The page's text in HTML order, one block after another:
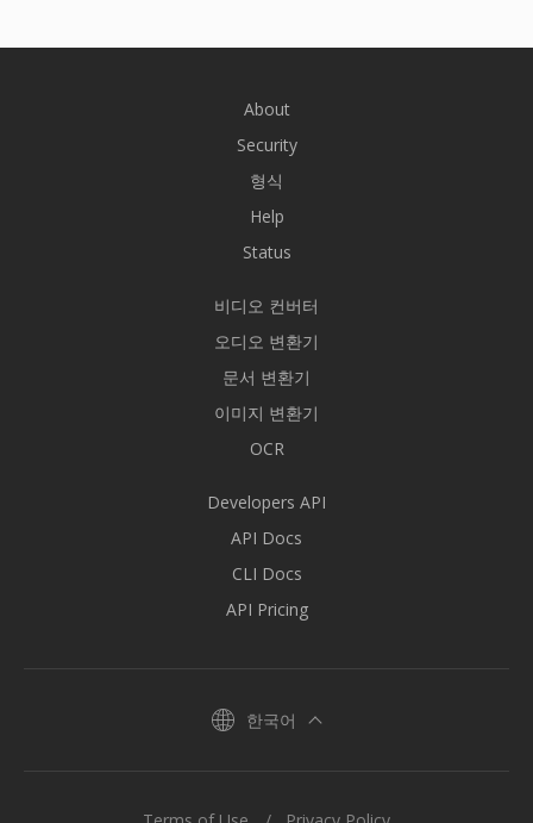
About
Security
형식
Help
Status
비디오 컨버터
오디오 변환기
문서 변환기
이미지 변환기
OCR
Developers API
API Docs
CLI Docs
API Pricing
한국어